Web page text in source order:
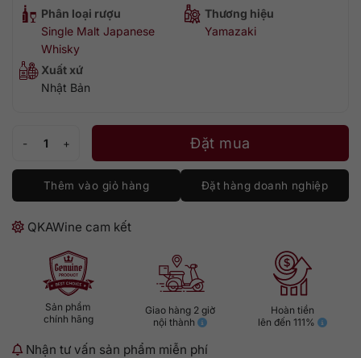
Phân loại rượu
Single Malt Japanese
Whisky
Thương hiệu
Yamazaki
Xuất xứ
Nhật Bản
Yamazaki 100th Anniversary số lượngĐặt mua
Thêm vào giỏ hàng Đặt hàng doanh nghiệp
QKAWine cam kết
Sản phẩm
chính hãng
Giao hàng 2 giờ
nội thành
Hoàn tiền
lên đến 111%
Nhận tư vấn sản phẩm miễn phí